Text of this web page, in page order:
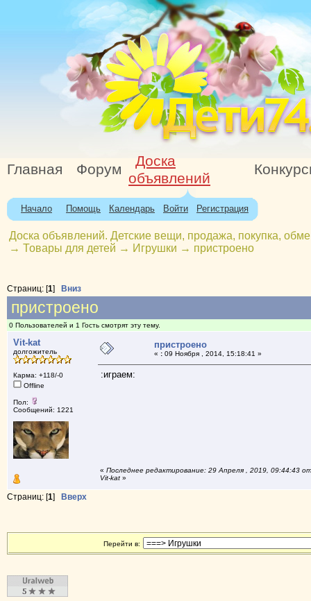
Главная Форум
Доска
объявлений
Начало Помощь Календарь Войти Регистрация
Доска объявлений. Детские вещи, продажа, покупка,
→ Товары для детей → Игрушки → пристроено
Страниц: [1] Вниз
пристроено
0 Пользователей и 1 Гость смотрят эту тему.
Vit-kat
долгожитель
Карма: +118/-0
Offline
Пол:
Сообщений: 1221
пристроено
« :09 Ноября , 2014, 15:18:41 »
:играем:
« Последнее редактирование: 29 Апреля , 2019, 09:44:43 от
Vit-kat»
Страниц: [1] Вверх
Перейти в: